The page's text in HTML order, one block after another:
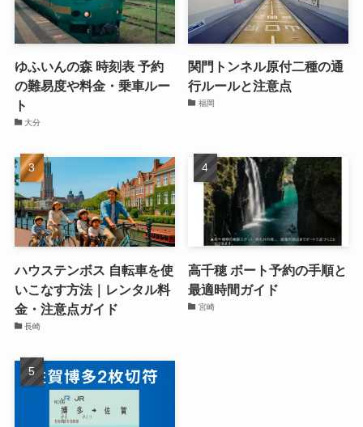
ゆふいんの森 時刻表 予約
の難易度や料金・乗車ルー
ト
大分
関門トンネル原付二種の通
行ルールと注意点
福岡
ハウステンボス 自転車を使
いこなす方法｜レンタル料
金・注意点ガイド
長崎
高千穂 ボート予約の手順と
最適時間ガイド
宮崎